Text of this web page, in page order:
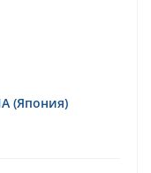
(Япония)